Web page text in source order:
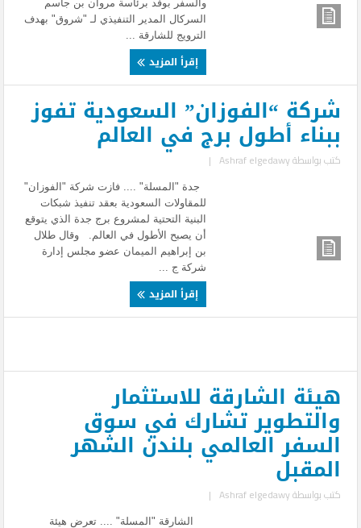
والسفر بوفد برئاسة مروان بن جاسم
السركال المدير التنفيذي لـ "شروق" بهدف
الترويج للشارقة ...
إقرأ المزيد
شركة “الفوزان” السعودية تفوز
ببناء أطول برج في العالم
كتب بواسطةAshraf elgedawy
|
جدة "المسلة" .... فازت شركة "الفوزان"
للمقاولات السعودية بعقد تنفيذ شبكات
البنية التحتية لمشروع برج جدة الذي يتوقع
أن يصبح الأطول في العالم. وقال طلال
بن إبراهيم الميمان عضو مجلس إدارة
شركة ج ...
إقرأ المزيد
هيئة الشارقة للاستثمار
والتطوير تشارك في سوق
السفر العالمي بلندن الشهر
المقبل
كتب بواسطةAshraf elgedawy
|
الشارقة "المسلة" .... تعرض هيئة